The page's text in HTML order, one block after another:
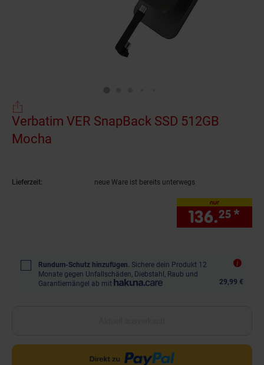
Verbatim VER SnapBack SSD 512GB
Mocha
Lieferzeit: neue Ware ist bereits unterwegs
nur
136.25 *
Rundum-Schutz hinzufügen. Sichere dein Produkt 12
Monate gegen Unfallschäden, Diebstahl, Raub und
Garantiemängel ab mit
29,99 €